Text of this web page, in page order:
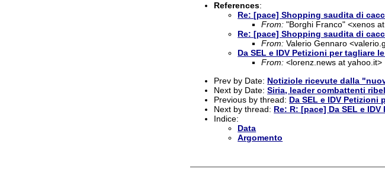
References:
Re: [pace] Shopping saudita di
From: "Borghi Franco" <xenos
Re: [pace] Shopping saudita di
From: Valerio Gennaro
Da SEL e IDV Petizioni per tagliare
From: <lorenz.news at yahoo.it>
Prev by Date: Notiziole ricevute dalla
Next by Date:Siria, leader combattenti
Previous by thread: Da SEL e IDV Petizioni
Next by thread: Re: R: [pace] Da SEL e
Indice:
Data
Argomento